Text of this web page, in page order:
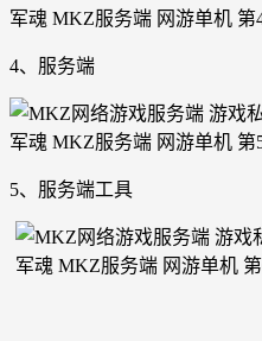
4、服务端
5、服务端工具